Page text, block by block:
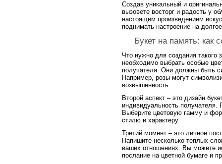
Создав уникальный и
вызовете восторг и радость у
настоящим произведением
поднимать настроение на
Букет на память: как
Что нужно для создания
необходимо выбрать особые
получателя. Они должны быть
Например, розы могут
возвышенность.
Второй аспект – это дизайн
индивидуальность получателя.
Выберите цветовую гамму и
стилю и характеру.
Третий момент – это личное
Напишите несколько теплых
ваших отношениях. Вы можете
послание на цветной бумаге и